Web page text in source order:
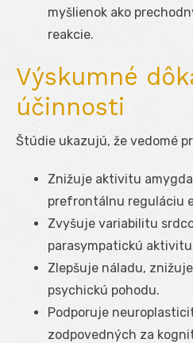
myšlienok ako
reakcie.
Výskumné
účinnosti
Štúdie ukazujú, že vedomé
Znižuje aktivitu
prefrontálnu reguláciu
Zvyšuje variabilitu
parasympatickú
Zlepšuje náladu,
psychickú pohodu.
Podporuje
zodpovedných za